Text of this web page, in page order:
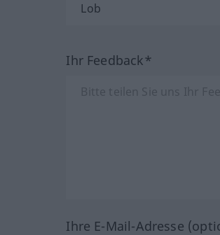
Ihr Feedback*
Ihre E-Mail-Adresse